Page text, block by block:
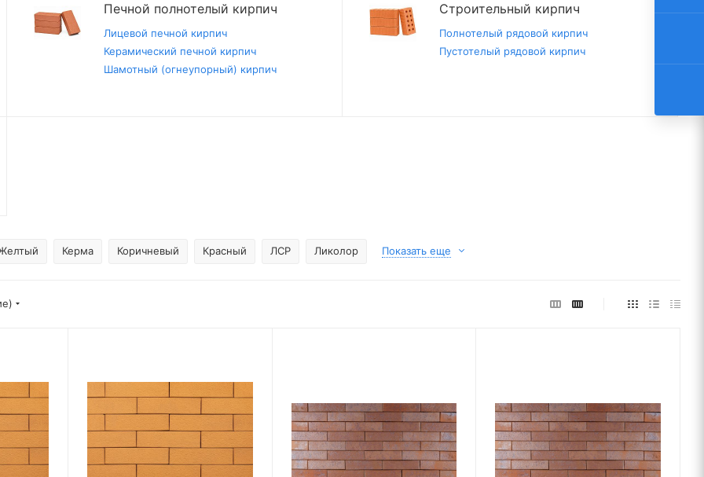
Печной полнотелый кирпич
Лицевой печной кирпич
Керамический печной кирпич
Шамотный (огнеупорный) кирпич
Строительный кирпич
Полнотелый рядовой кирпич
Пустотелый рядовой кирпич
Керма Коричневый Красный ЛСР Ликолор Показать еще